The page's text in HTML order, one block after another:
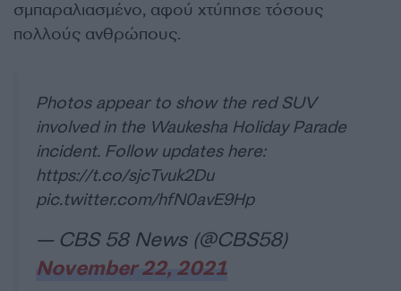
σμπαραλιασμένο, αφού χτύπησε τόσους
πολλούς ανθρώπους.
Photos appear to show the red SUV
involved in the Waukesha Holiday Parade
incident. Follow updates here:
https://t.co/sjcTvuk2Du
pic.twitter.com/hfN0avE9Hp
— CBS 58 News (@CBS58)
November 22, 2021